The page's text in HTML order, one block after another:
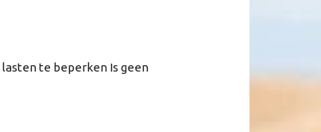
te beperken Is geen